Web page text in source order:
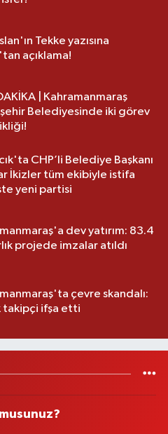
Tekke yazısına
açıklama!
| Kahramanmaraş
Belediyesinde iki görev
CHP’li Belediye Başkanı
İkizler tüm ekibiyle istifa
yeni partisi
dev yatırım: 83.4
projede imzalar atıldı
çevre skandalı:
takipçi ifşa etti